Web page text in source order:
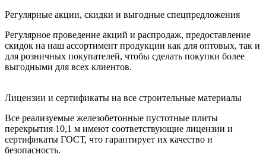
Регулярные акции, скидки и выгодные спецпредложения
Регулярное проведение акций и распродаж, предоставление
скидок на наш ассортимент продукции как для оптовых, так и
для розничных покупателей, чтобы сделать покупки более
выгодными для всех клиентов.
Лицензии и сертификаты на все строительные материалы
Все реализуемые железобетонные пустотные плиты
перекрытия 10,1 м имеют соответствующие лицензии и
сертификаты ГОСТ, что гарантирует их качество и
безопасность.